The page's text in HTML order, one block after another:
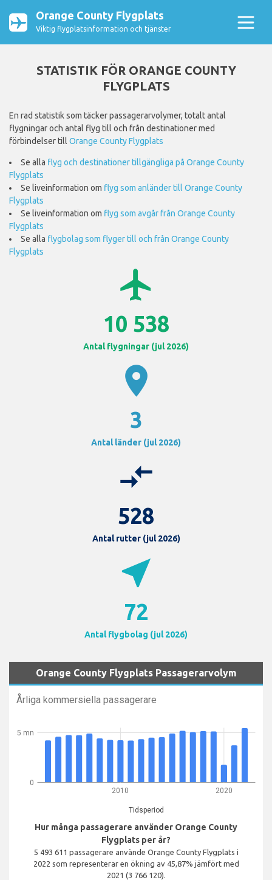
Orange County Flygplats
Viktig flygplatsinformation och tjänster
STATISTIK FÖR ORANGE COUNTY
FLYGPLATS
En rad statistik som täcker passagerarvolymer, totalt antal
flygningar och antal flyg till och från destinationer med
förbindelser till Orange County Flygplats
Se alla flyg och destinationer tillgängliga på Orange County
Flygplats
Se liveinformation om flyg som anländer till Orange County
Flygplats
Se liveinformation om flyg som avgår från Orange County
Flygplats
Se alla flygbolag som flyger till och från Orange County
Flygplats
airplanemode_active
10 538
Antal flygningar (jul 2026)
location_on
3
Antal länder (jul 2026)
compare_arrows
528
Antal rutter (jul 2026)
near_me
72
Antal flygbolag (jul 2026)
Orange County Flygplats Passagerarvolym
Årliga kommersiella passagerare
2010 2020
Tidsperiod
0
5 mn
Hur många passagerare använder Orange County
Flygplats per år?
5 493 611 passagerare använde Orange County Flygplats i
2022 som representerar en ökning av 45,87% jämfört med
2021 (3 766 120).